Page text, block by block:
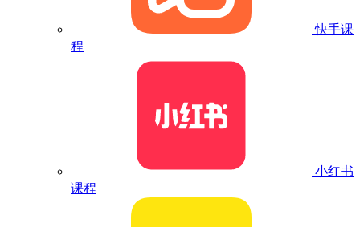
快手课
程
小红书
课程